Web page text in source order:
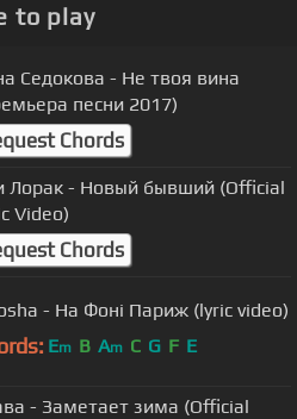
to play
Седокова - Не твоя вина
песни 2017)
Chords
Лорак - Новый бывший (Official
Video)
Chords
- На Фоні Париж (lyric video)
Em B Am C G F E
(Official